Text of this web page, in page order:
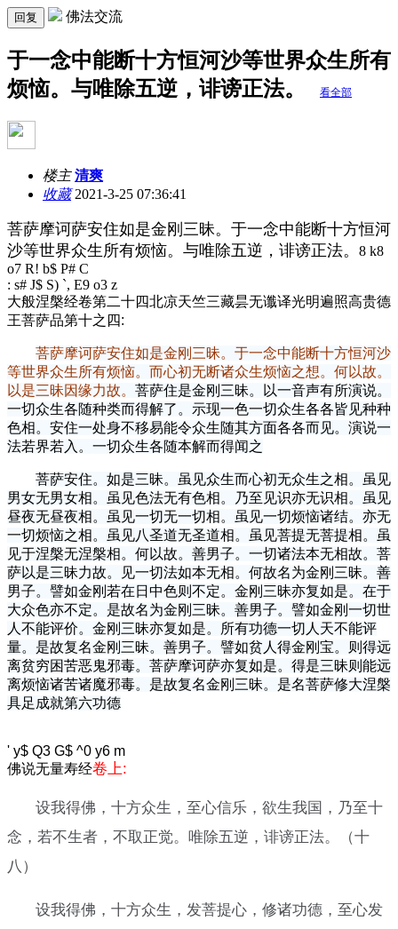
回复 佛法交流
于一念中能断十方恒河沙等世界众生所有
烦恼。与唯除五逆，诽谤正法。
看全部
楼主 清爽
收藏2021-3-25 07:36:41
菩萨摩诃萨安住如是金刚三昧。于一念中能断十方恒河
沙等世界众生所有烦恼。与唯除五逆，诽谤正法。 8 k8
o7 R! b$ P# C
: s# J$ S) `, E9 o3 z
大般涅槃经卷第二十四北凉天竺三藏昙无谶译光明遍照高贵德
王菩萨品第十之四:
菩萨摩诃萨安住如是金刚三昧。于一念中能断十方恒河沙
等世界众生所有烦恼。而心初无断诸众生烦恼之想。何以故。
以是三昧因缘力故。 菩萨住是金刚三昧。以一音声有所演说。
一切众生各随种类而得解了。示现一色一切众生各各皆见种种
色相。安住一处身不移易能令众生随其方面各各而见。演说一
法若界若入。一切众生各随本解而得闻之
菩萨安住。如是三昧。虽见众生而心初无众生之相。虽见
男女无男女相。虽见色法无有色相。乃至见识亦无识相。虽见
昼夜无昼夜相。虽见一切无一切相。虽见一切烦恼诸结。亦无
一切烦恼之相。虽见八圣道无圣道相。虽见菩提无菩提相。虽
见于涅槃无涅槃相。何以故。善男子。一切诸法本无相故。菩
萨以是三昧力故。见一切法如本无相。何故名为金刚三昧。善
男子。譬如金刚若在日中色则不定。金刚三昧亦复如是。在于
大众色亦不定。是故名为金刚三昧。善男子。譬如金刚一切世
人不能评价。金刚三昧亦复如是。所有功德一切人天不能评
量。是故复名金刚三昧。善男子。譬如贫人得金刚宝。则得远
离贫穷困苦恶鬼邪毒。菩萨摩诃萨亦复如是。得是三昧则能远
离烦恼诸苦诸魔邪毒。是故复名金刚三昧。是名菩萨修大涅槃
具足成就第六功德
' y$ Q3 G$ ^0 y6 m
佛说无量寿经卷上:
设我得佛，十方众生，至心信乐，欲生我国，乃至十
念，若不生者，不取正觉。唯除五逆，诽谤正法。（十
八）
设我得佛，十方众生，发菩提心，修诸功德，至心发